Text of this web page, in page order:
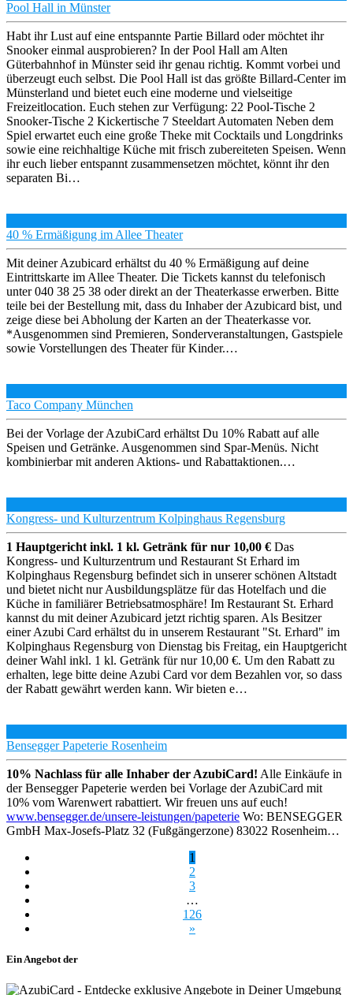
Pool Hall in Münster
Habt ihr Lust auf eine entspannte Partie Billard oder möchtet ihr
Snooker einmal ausprobieren? In der Pool Hall am Alten
Güterbahnhof in Münster seid ihr genau richtig. Kommt vorbei und
überzeugt euch selbst. Die Pool Hall ist das größte Billard-Center im
Münsterland und bietet euch eine moderne und vielseitige
Freizeitlocation. Euch stehen zur Verfügung: 22 Pool-Tische 2
Snooker-Tische 2 Kickertische 7 Steeldart Automaten Neben dem
Spiel erwartet euch eine große Theke mit Cocktails und Longdrinks
sowie eine reichhaltige Küche mit frisch zubereiteten Speisen. Wenn
ihr euch lieber entspannt zusammensetzen möchtet, könnt ihr den
separaten Bi…
40 % Ermäßigung im Allee Theater
Mit deiner Azubicard erhältst du 40 % Ermäßigung auf deine
Eintrittskarte im Allee Theater. Die Tickets kannst du telefonisch
unter 040 38 25 38 oder direkt an der Theaterkasse erwerben. Bitte
teile bei der Bestellung mit, dass du Inhaber der Azubicard bist, und
zeige diese bei Abholung der Karten an der Theaterkasse vor.
*Ausgenommen sind Premieren, Sonderveranstaltungen, Gastspiele
sowie Vorstellungen des Theater für Kinder.…
Taco Company München
Bei der Vorlage der AzubiCard erhältst Du 10% Rabatt auf alle
Speisen und Getränke. Ausgenommen sind Spar-Menüs. Nicht
kombinierbar mit anderen Aktions- und Rabattaktionen.…
Kongress- und Kulturzentrum Kolpinghaus Regensburg
1 Hauptgericht inkl. 1 kl. Getränk für nur 10,00 € Das
Kongress- und Kulturzentrum und Restaurant St Erhard im
Kolpinghaus Regensburg befindet sich in unserer schönen Altstadt
und bietet nicht nur Ausbildungsplätze für das Hotelfach und die
Küche in familiärer Betriebsatmosphäre! Im Restaurant St. Erhard
kannst du mit deiner Azubicard jetzt richtig sparen. Als Besitzer
einer Azubi Card erhältst du in unserem Restaurant "St. Erhard" im
Kolpinghaus Regensburg von Dienstag bis Freitag, ein Hauptgericht
deiner Wahl inkl. 1 kl. Getränk für nur 10,00 €. Um den Rabatt zu
erhalten, lege bitte deine Azubi Card vor dem Bezahlen vor, so dass
der Rabatt gewährt werden kann. Wir bieten e…
Bensegger Papeterie Rosenheim
10% Nachlass für alle Inhaber der AzubiCard! Alle Einkäufe in
der Bensegger Papeterie werden bei Vorlage der AzubiCard mit
10% vom Warenwert rabattiert. Wir freuen uns auf euch!
www.bensegger.de/unsere-leistungen/papeterie Wo: BENSEGGER
GmbH Max-Josefs-Platz 32 (Fußgängerzone) 83022 Rosenheim…
1
2
3
…
126
»
Ein Angebot der